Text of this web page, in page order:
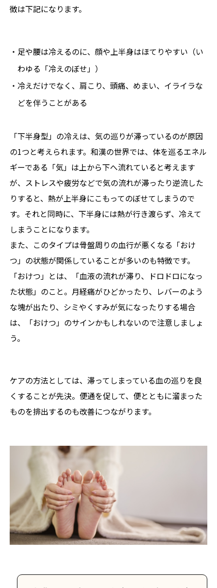
徴は下記になります。
・足や腰は冷えるのに、顔や上半身はほてりやすい（い
わゆる「冷えのぼせ」）
・冷えだけでなく、肩こり、頭痛、めまい、イライラな
どを伴うことがある
「下半身型」の冷えは、気の巡りが滞っているのが原因
の1つと考えられます。和漢の世界では、体を巡るエネル
ギーである「気」は上から下へ流れていると考えます
が、ストレスや疲労などで気の流れが滞ったり逆流した
りすると、熱が上半身にこもってのぼせてしまうので
す。それと同時に、下半身には熱が行き渡らず、冷えて
しまうことになります。
また、このタイプは骨盤周りの血行が悪くなる「おけ
つ」の状態が関係していることが多いのも特徴です。
「おけつ」とは、「血液の流れが滞り、ドロドロになっ
た状態」のこと。月経痛がひどかったり、レバーのよう
な塊が出たり、シミやくすみが気になったりする場合
は、「おけつ」のサインかもしれないので注意しましょ
う。
ケアの方法としては、滞ってしまっている血の巡りを良
くすることが先決。便通を促して、便とともに溜まった
ものを排出するのも改善につながります。